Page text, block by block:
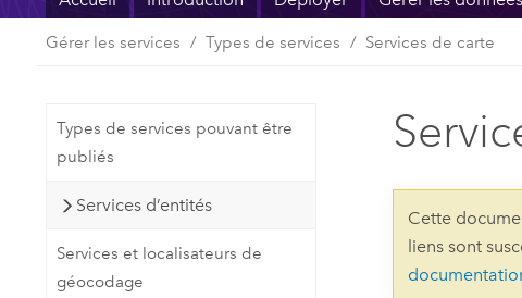
Gérer les services Types de services Services de carte
Types de services pouvant être
publiés
Services d’entités
Services et localisateurs de
géocodage
Cette
liens sont